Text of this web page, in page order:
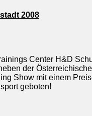
2008
Center H&D
der
Show mit einem
geboten!